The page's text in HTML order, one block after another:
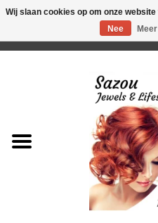
Just for Him
Wij slaan cookies op om onze
Nee